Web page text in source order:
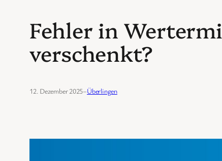
Fehler in
verschenkt?
12. Dezember 2025–Überlingen